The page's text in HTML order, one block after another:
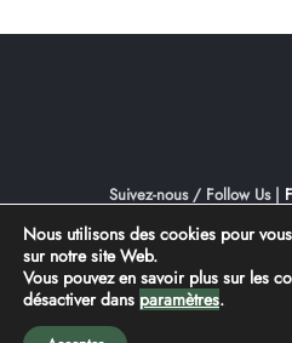
Suivez-nous / Follow Us |
Conception |
Nous utilisons des cookies pour
sur notre site Web.
Vous pouvez en savoir plus sur les
désactiver dans paramètres.